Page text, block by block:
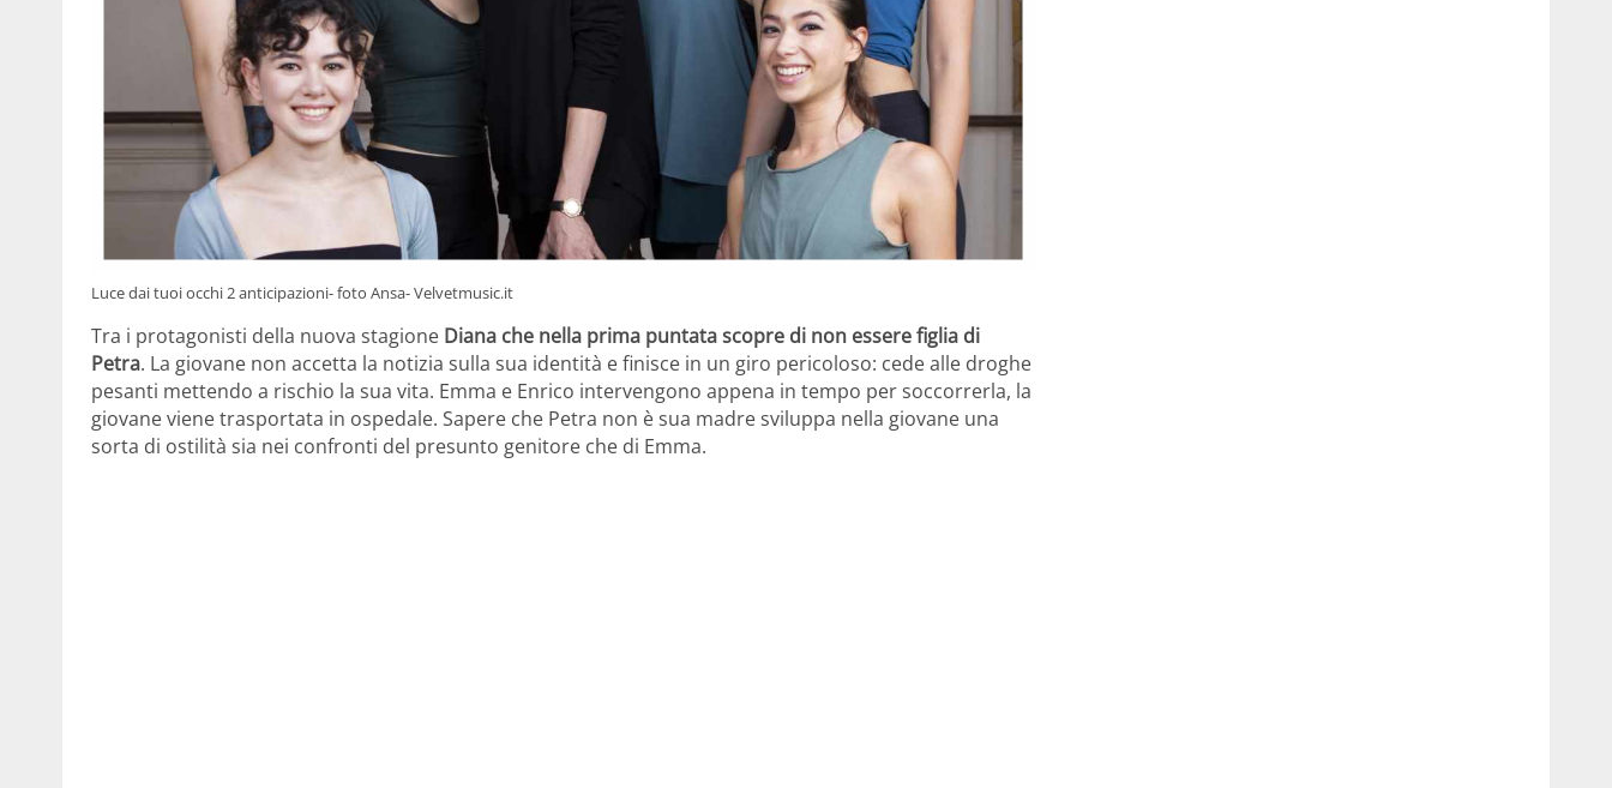
Luce dai tuoi occhi 2 anticipazioni- foto Ansa- Velvetmusic.it
Tra i protagonisti della nuova stagione Diana che nella prima puntata scopre di non essere figlia di
Petra. La giovane non accetta la notizia sulla sua identità e finisce in un giro pericoloso: cede alle droghe
pesanti mettendo a rischio la sua vita. Emma e Enrico intervengono appena in tempo per soccorrerla, la
giovane viene trasportata in ospedale. Sapere che Petra non è sua madre sviluppa nella giovane una
sorta di ostilità sia nei confronti del presunto genitore che di Emma.